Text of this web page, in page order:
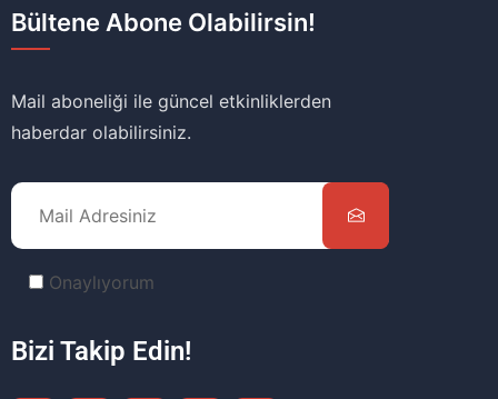
Bültene Abone Olabilirsin!
Mail aboneliği ile güncel etkinliklerden
haberdar olabilirsiniz.
Onaylıyorum
Bizi Takip Edin!